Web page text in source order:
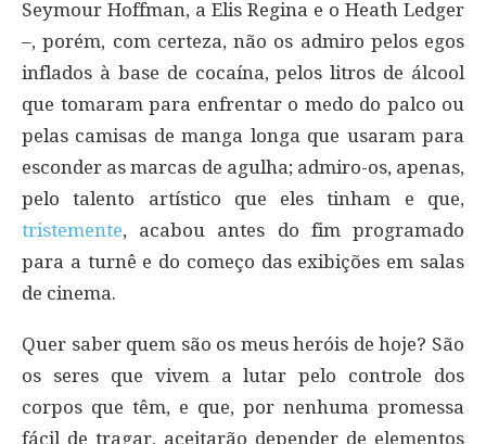
Seymour Hoffman, a Elis Regina e o Heath Ledger
–, porém, com certeza, não os admiro pelos egos
inflados à base de cocaína, pelos litros de álcool
que tomaram para enfrentar o medo do palco ou
pelas camisas de manga longa que usaram para
esconder as marcas de agulha; admiro-os, apenas,
pelo talento artístico que eles tinham e que,
tristemente, acabou antes do fim programado
para a turnê e do começo das exibições em salas
de cinema.
Quer saber quem são os meus heróis de hoje? São
os seres que vivem a lutar pelo controle dos
corpos que têm, e que, por nenhuma promessa
fácil de tragar, aceitarão depender de elementos